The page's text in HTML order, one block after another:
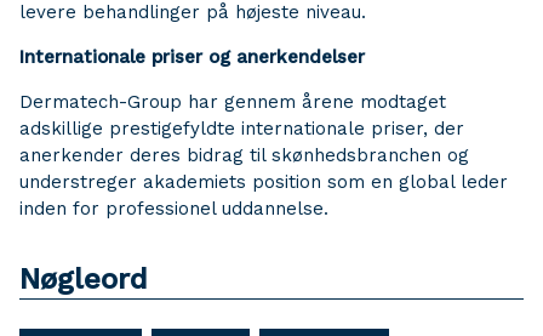
levere behandlinger på højeste niveau.
Internationale priser og anerkendelser
Dermatech-Group har gennem årene modtaget
adskillige prestigefyldte internationale priser, der
anerkender deres bidrag til skønhedsbranchen og
understreger akademiets position som en global leder
inden for professionel uddannelse.
Nøgleord